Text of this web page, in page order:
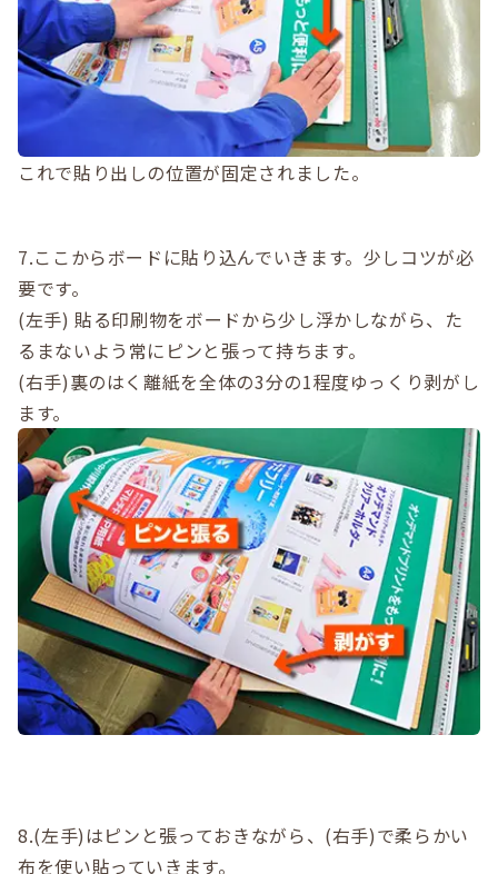
これで貼り出しの位置が固定されました。
7.ここからボードに貼り込んでいきます。少しコツが必
要です。
(左手) 貼る印刷物をボードから少し浮かしながら、た
るまないよう常にピンと張って持ちます。
(右手)裏のはく離紙を全体の3分の1程度ゆっくり剥がし
ます。
8.(左手)はピンと張っておきながら、(右手)で柔らかい
布を使い貼っていきます。